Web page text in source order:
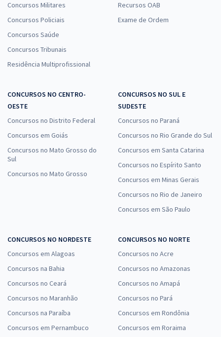
Concursos Militares
Concursos Policiais
Concursos Saúde
Concursos Tribunais
Residência Multiprofissional
Recursos OAB
Exame de Ordem
CONCURSOS NO CENTRO-
OESTE
Concursos no Distrito Federal
Concursos em Goiás
Concursos no Mato Grosso do
Sul
Concursos no Mato Grosso
CONCURSOS NO SUL E
SUDESTE
Concursos no Paraná
Concursos no Rio Grande do Sul
Concursos em Santa Catarina
Concursos no Espírito Santo
Concursos em Minas Gerais
Concursos no Rio de Janeiro
Concursos em São Paulo
CONCURSOS NO NORDESTE
Concursos em Alagoas
Concursos na Bahia
Concursos no Ceará
Concursos no Maranhão
Concursos na Paraíba
Concursos em Pernambuco
CONCURSOS NO NORTE
Concursos no Acre
Concursos no Amazonas
Concursos no Amapá
Concursos no Pará
Concursos em Rondônia
Concursos em Roraima